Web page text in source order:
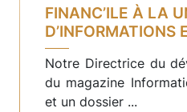
FINANC’ILE À LA
D’INFORMATIONS
Notre Directrice du
du magazine
et un dossier ...